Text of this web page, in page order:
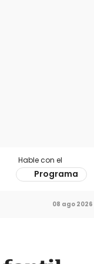
Hable con el
Programa
08 ago 2026